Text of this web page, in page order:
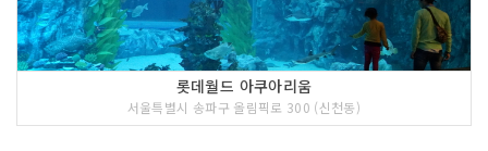
롯데월드 아쿠아리움
서울특별시 송파구 올림픽로 300 (신천동)